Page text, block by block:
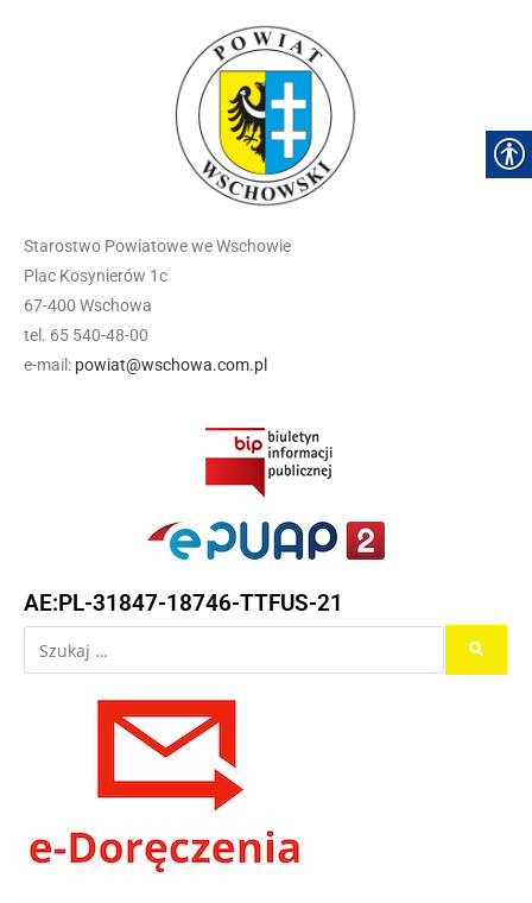
Starostwo Powiatowe we Wschowie
Plac Kosynierów 1c
67-400 Wschowa
tel. 65 540-48-00
e-mail: powiat@wschowa.com.pl
AE:PL-31847-18746-TTFUS-21